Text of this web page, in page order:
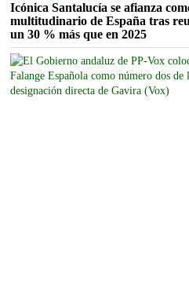
Icónica Santalucía se afianza
multitudinario de España tras
un 30 % más que en 2025